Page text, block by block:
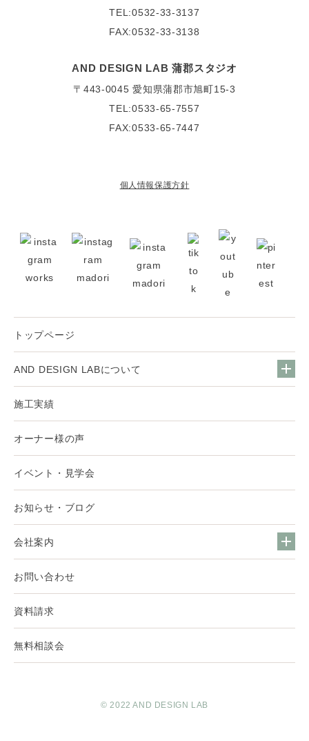
TEL:0532-33-3137
FAX:0532-33-3138
AND DESIGN LAB 蒲郡スタジオ
〒443-0045 愛知県蒲郡市旭町15-3
TEL:0533-65-7557
FAX:0533-65-7447
個人情報保護方針
トップページ
AND DESIGN LABについて
施工実績
オーナー様の声
イベント・見学会
お知らせ・ブログ
会社案内
お問い合わせ
資料請求
無料相談会
© 2022 AND DESIGN LAB